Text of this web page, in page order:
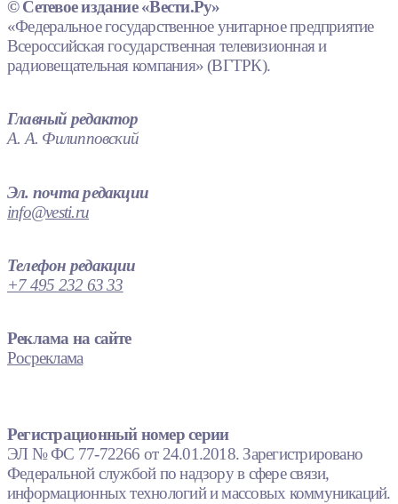
© Сетевое издание «Вести.Ру»
«Федеральное государственное унитарное предприятие
Всероссийская государственная телевизионная и
радиовещательная компания» (ВГТРК).
Главный редактор
А. А. Филипповский
Эл. почта редакции
info@vesti.ru
Телефон редакции
+7 495 232 63 33
Реклама на сайте
Росреклама
Регистрационный номер серии
ЭЛ № ФС 77-72266 от 24.01.2018. Зарегистрировано
Федеральной службой по надзору в сфере связи,
информационных технологий и массовых коммуникаций.